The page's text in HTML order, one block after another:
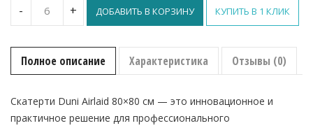
-
Скатерти
Duni
белые
+ ДОБАВИТЬ В КОРЗИНУ КУПИТЬ В 1 КЛИК
Полное описание Характеристика Отзывы (0)
Скатерти Duni Airlaid 80×80 см — это инновационное и
практичное решение для профессионального